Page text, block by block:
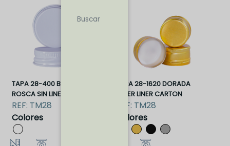
TAPA 28-400 BLANCA
ROSCA SIN LINER
REF: TM28
Colores
TAPA 28-1620 DORADA
PILFER LINER CARTON
REF: TM28
Colores